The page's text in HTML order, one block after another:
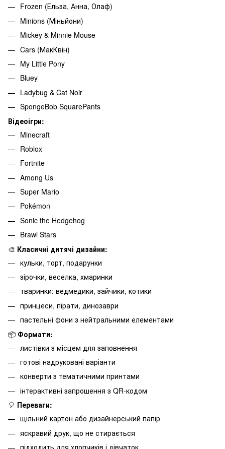
Frozen (Ельза, Анна, Олаф)
Minions (Міньйони)
Mickey & Minnie Mouse
Cars (МакКвін)
My Little Pony
Bluey
Ladybug & Cat Noir
SpongeBob SquarePants
Відеоігри:
Minecraft
Roblox
Fortnite
Among Us
Super Mario
Pokémon
Sonic the Hedgehog
Brawl Stars
🎨 Класичні дитячі дизайни:
кульки, торт, подарунки
зірочки, веселка, хмаринки
тваринки: ведмедики, зайчики, котики
принцеси, пірати, динозаври
пастельні фони з нейтральними елементами
📦 Формати:
листівки з місцем для заповнення
готові надруковані варіанти
конверти з тематичними принтами
інтерактивні запрошення з QR-кодом
🎈 Переваги:
щільний картон або дизайнерський папір
яскравий друк, що не стирається
підходить для хлопчиків і дівчаток